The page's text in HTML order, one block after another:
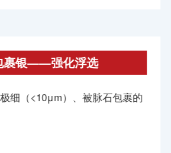
裹银——强化浮选
细（<10μm）、被脉石包裹的